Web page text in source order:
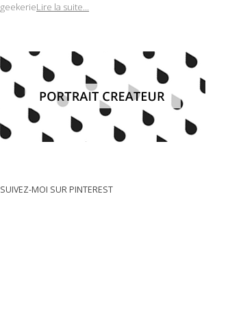
geekerieLire la suite...
SUIVEZ-MOI SUR PINTEREST